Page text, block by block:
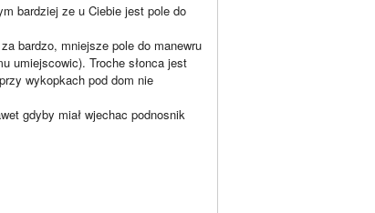
bardziej ze u Ciebie jest pole do
bardzo, mniejsze pole do manewru
umiejscowic). Troche słonca jest
wykopkach pod dom nie
gdyby miał wjechac podnosnik